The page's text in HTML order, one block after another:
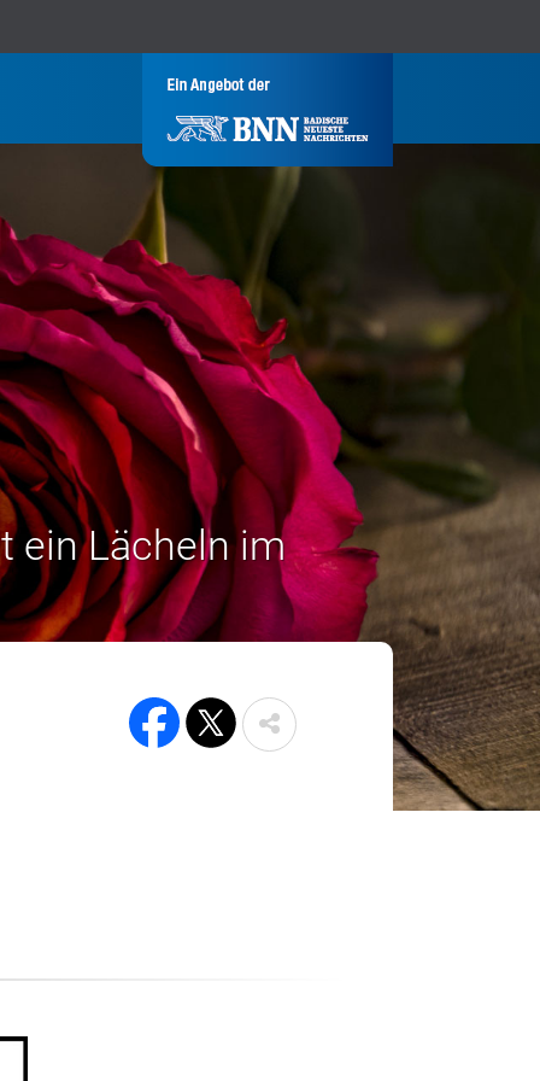
ein Lächeln im